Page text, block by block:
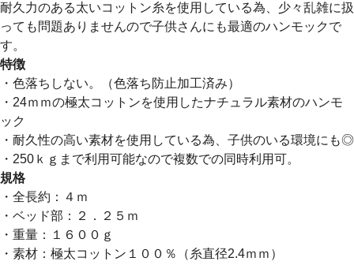
耐久力のある太いコットン糸を使用している為、少々乱雑に扱
っても問題ありませんので子供さんにも最適のハンモックで
す。
特徴
・色落ちしない。（色落ち防止加工済み）
・24ｍｍの極太コットンを使用したナチュラル素材のハンモ
ック
・耐久性の高い素材を使用している為、子供のいる環境にも◎
・250ｋｇまで利用可能なので複数での同時利用可。
規格
・全長約：４ｍ
・ベッド部：２．２５ｍ
・重量：１６００ｇ
・素材：極太コットン１００％（糸直径2.4ｍｍ）